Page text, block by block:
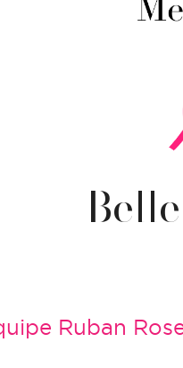
Ruban